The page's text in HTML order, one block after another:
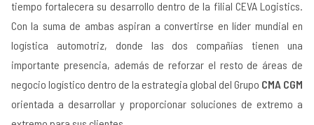
tiempo fortalecera su desarrollo dentro de la filial CEVA Logistics.
Con la suma de ambas aspiran a convertirse en líder mundial en
logística automotriz, donde las dos compañías tienen una
importante presencia, además de reforzar el resto de áreas de
negocio logístico dentro de la estrategia global del Grupo CMA CGM
orientada a desarrollar y proporcionar soluciones de extremo a